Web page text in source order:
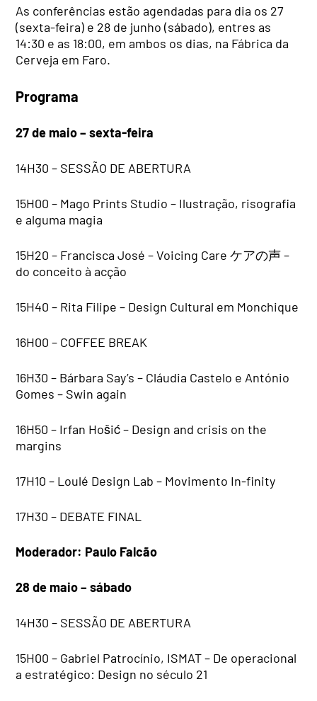
As conferências estão agendadas para dia os 27
(sexta-feira) e 28 de junho (sábado), entres as
14:30 e as 18:00, em ambos os dias, na Fábrica da
Cerveja em Faro.
Programa
27 de maio – sexta-feira
14H30 – SESSÃO DE ABERTURA
15H00 – Mago Prints Studio – Ilustração, risografia
e alguma magia
15H20 – Francisca José – Voicing Care ケアの声 –
do conceito à acção
15H40 – Rita Filipe – Design Cultural em Monchique
16H00 – COFFEE BREAK
16H30 – Bárbara Say’s – Cláudia Castelo e António
Gomes – Swin again
16H50 – Irfan Hošić – Design and crisis on the
margins
17H10 – Loulé Design Lab – Movimento In-finity
17H30 – DEBATE FINAL
Moderador: Paulo Falcão
28 de maio – sábado
14H30 – SESSÃO DE ABERTURA
15H00 – Gabriel Patrocínio, ISMAT – De operacional
a estratégico: Design no século 21